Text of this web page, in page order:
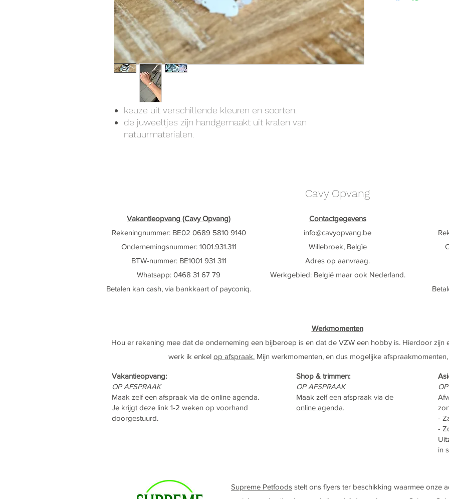
keuze uit verschillende kleuren en soorten.
de juweeltjes zijn handgemaakt uit kralen van
natuurmaterialen.
Cavy Opvang
Vakantieopvang (Cavy Opvang)
Rekeningnummer: BE02 0689 5810 9140
Ondernemingsnummer: 1001.931.311
BTW-nummer: BE1001 931 311
Whatsapp: ‭0468 31 67 79‬
Betalen kan cash, via bankkaart of payconiq.
Contactgegevens
info@cavyopvang.be
Willebroek, Belgïe
Adres op aanvraag.
Werkgebied:België maar ook Nederland​.
Werkmomenten
Hou er rekening mee dat de onderneming een bijberoep is en dat de VZW een hobby is. Hierdoor zijn
werk ik enkel op afspraak. Mijn werkmomenten, en dus mogelijke
Vakantieopvang:
OP AFSPRAAK
Maak zelf een afspraak via de online agenda.
Je krijgt deze link 1-2 weken op voorhand
doorgestuurd.
-
-
in
Shop & trimmen:
OP AFSPRAAK
Maak zelf een afspraak via de
online agenda.
Supreme Petfoods stelt ons flyers ter beschikking waarmee onze